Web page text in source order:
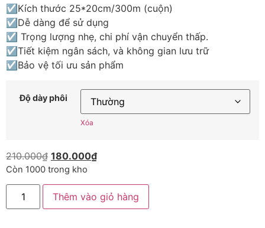
☑Kích thước 25*20cm/300m (cuộn)
☑Dễ dàng để sử dụng
☑ Trọng lượng nhẹ, chi phí vận chuyển thấp.
☑Tiết kiệm ngân sách, và không gian lưu trữ
☑Bảo vệ tối ưu sản phẩm
Độ dày phôi
Xóa
210.000₫ 180.000₫
Còn 1000 trong kho
Thêm vào giỏ hàng